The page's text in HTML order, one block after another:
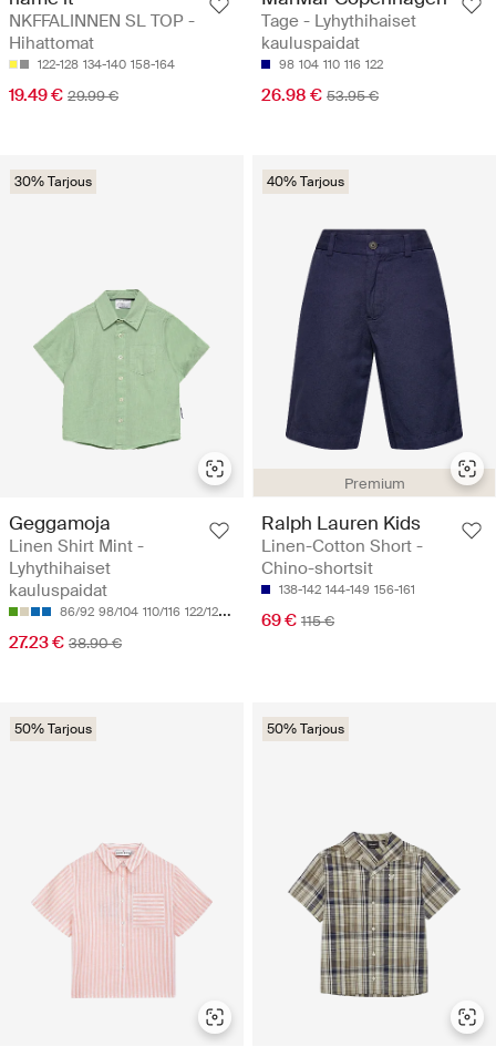
NKFFALINNEN SL TOP -
Hihattomat
122-128 134-140 158-164
19.49 € 29.99 €
Tage - Lyhythihaiset
kauluspaidat
98 104 110 116 122
26.98 € 53.95 €
30% Tarjous
Geggamoja
Linen Shirt Mint -
Lyhythihaiset
kauluspaidat
86/92 98/104 110/116 122/128 134/140
27.23 € 38.90 €
Premium
40% Tarjous
Ralph Lauren Kids
Linen-Cotton Short -
Chino-shortsit
138-142 144-149 156-161
69 € 115 €
50% Tarjous 50% Tarjous